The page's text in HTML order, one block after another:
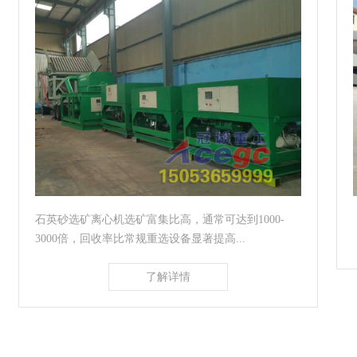
石英砂选矿离心机​选矿富集比高，通常可达到1000-
3000倍，回收率比常规重选设备显著提高...
了解详情